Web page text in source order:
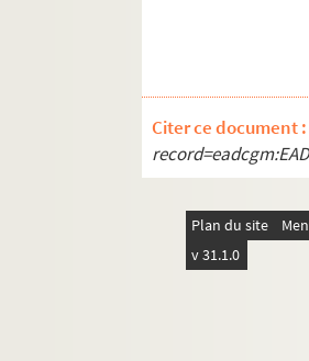
Citer ce document :
Plan du site
v 31.1.0